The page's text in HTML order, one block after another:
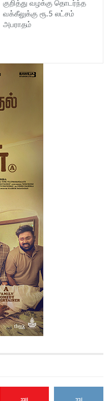
குறித்து வழக்கு தொடர்ந்த
வக்கீலுக்கு ரூ.5 லட்சம்
அபராதம்